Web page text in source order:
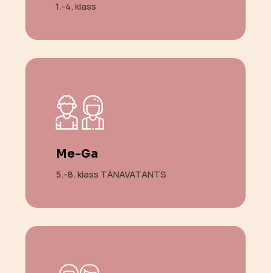
1.-4. klass
Me-Ga
5.-8. klass TÄNAVATANTS